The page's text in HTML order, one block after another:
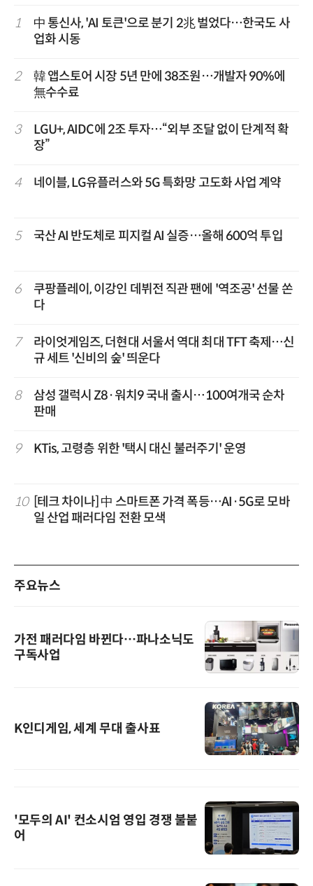
1
中 통신사, 'AI 토큰'으로 분기 2兆 벌었다…한국도 사
업화 시동
2
韓 앱스토어 시장 5년 만에 38조원…개발자 90%에
無수수료
3
LGU+, AIDC에 2조 투자…“외부 조달 없이 단계적 확
장”
4 네이블, LG유플러스와 5G 특화망 고도화 사업 계약
5 국산 AI 반도체로 피지컬 AI 실증…올해 600억 투입
6
쿠팡플레이, 이강인 데뷔전 직관 팬에 '역조공' 선물 쏜
다
7
라이엇게임즈, 더현대 서울서 역대 최대 TFT 축제…신
규 세트 '신비의 숲' 띄운다
8
삼성 갤럭시 Z8·워치9 국내 출시…100여개국 순차
판매
9 KTis, 고령층 위한 '택시 대신 불러주기' 운영
10
[테크 차이나] 中 스마트폰 가격 폭등…AI·5G로 모바
일 산업 패러다임 전환 모색
주요뉴스
가전 패러다임 바뀐다…파나소닉도
구독사업
K인디게임, 세계 무대 출사표
'모두의 AI' 컨소시엄 영입 경쟁 불붙
어